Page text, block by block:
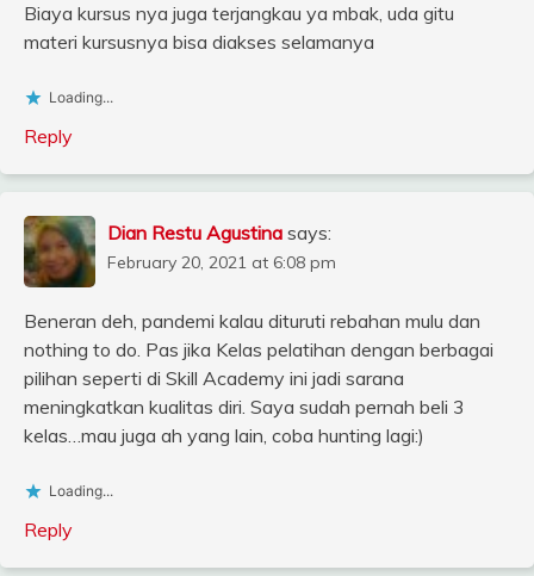
Biaya kursus nya juga terjangkau ya mbak, uda gitu
materi kursusnya bisa diakses selamanya
Loading...
Reply
Dian Restu Agustina says:
February 20, 2021 at 6:08 pm
Beneran deh, pandemi kalau dituruti rebahan mulu dan
nothing to do. Pas jika Kelas pelatihan dengan berbagai
pilihan seperti di Skill Academy ini jadi sarana
meningkatkan kualitas diri. Saya sudah pernah beli 3
kelas…mau juga ah yang lain, coba hunting lagi:)
Loading...
Reply